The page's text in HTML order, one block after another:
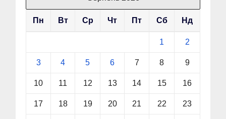
Пн Вт Ср Чт Пт Сб Нд
1 2
3 4 5 6 7 8 9
10 11 12 13 14 15 16
17 18 19 20 21 22 23